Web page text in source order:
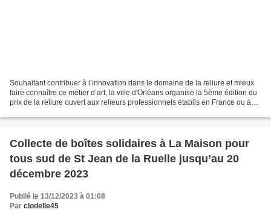
Souhaitant contribuer à l’innovation dans le domaine de la reliure et mieux
faire connaître ce métier d’art, la ville d'Orléans organise la 5ème édition du
prix de la reliure ouvert aux relieurs professionnels établis en France ou à
Collecte de boîtes solidaires à La Maison pour
tous sud de St Jean de la Ruelle jusqu’au 20
décembre 2023
Publié le 13/12/2023 à 01:08
Par clodelle45